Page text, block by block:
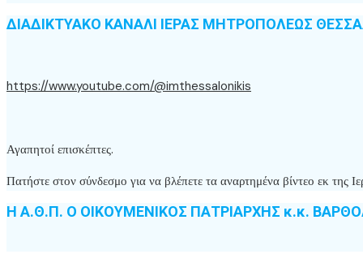
ΔΙΑΔΙΚΤΥΑΚΟ ΚΑΝΑΛΙ ΙΕΡΑΣ ΜΗΤΡΟΠΟΛΕΩΣ
https://www.youtube.com/@imthessalonikis
Αγαπητοί επισκέπτες.
Πατήστε στον σύνδεσμο για να βλέπετε τα αναρτημένα βίντεο εκ
Η Α.Θ.Π. Ο ΟΙΚΟΥΜΕΝΙΚΟΣ ΠΑΤΡΙΑΡΧΗΣ κ.κ.